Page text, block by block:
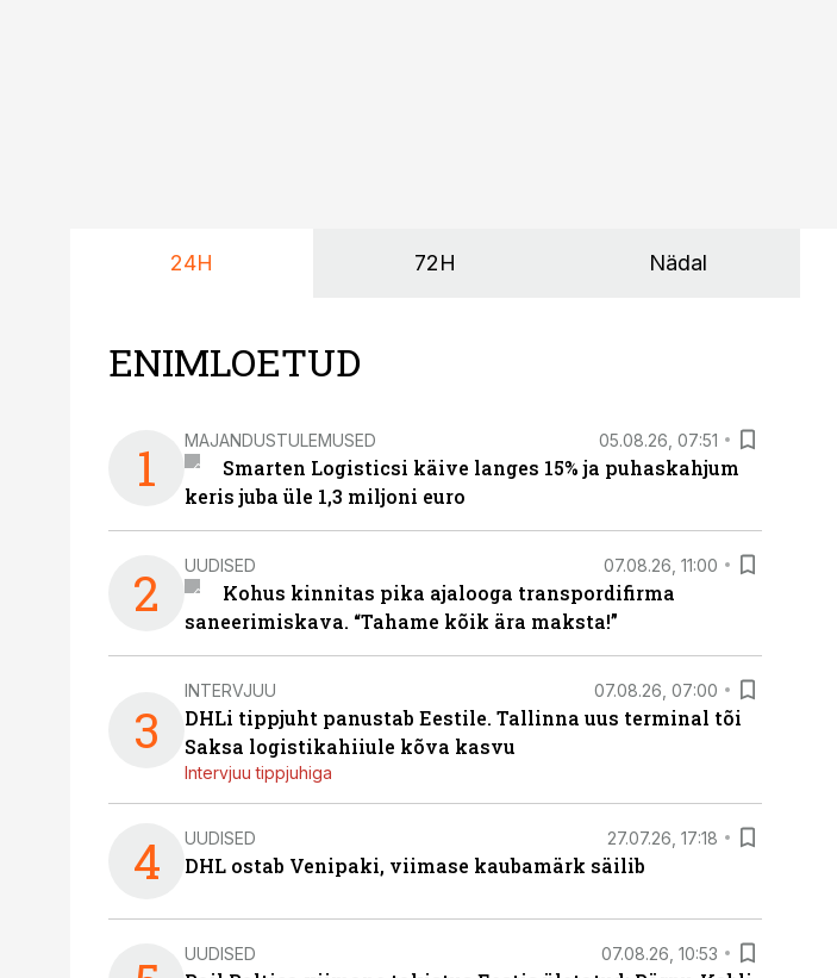
24H 72H Nädal
ENIMLOETUD
1 MAJANDUSTULEMUSED 05.08.26, 07:51
Smarten Logisticsi käive langes 15% ja puhaskahjum
keris juba üle 1,3 miljoni euro
2 UUDISED 07.08.26, 11:00
Kohus kinnitas pika ajalooga transpordifirma
saneerimiskava. “Tahame kõik ära maksta!”
3
INTERVJUU 07.08.26, 07:00
DHLi tippjuht panustab Eestile. Tallinna uus terminal tõi
Saksa logistikahiiule kõva kasvu
Intervjuu tippjuhiga
4 UUDISED 27.07.26, 17:18
DHL ostab Venipaki, viimase kaubamärk säilib
UUDISED 07.08.26, 10:53